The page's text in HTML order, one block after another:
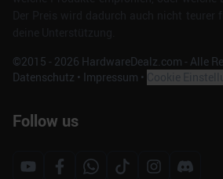
©2015 - 2026 HardwareDealz.com - Alle
Datenschutz • Impressum •
Follow us